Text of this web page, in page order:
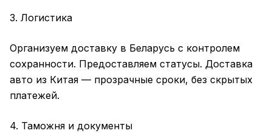
3. Логистика
Организуем доставку в Беларусь с контролем
сохранности. Предоставляем статусы. Доставка
авто из Китая — прозрачные сроки, без скрытых
платежей.
4. Таможня и документы